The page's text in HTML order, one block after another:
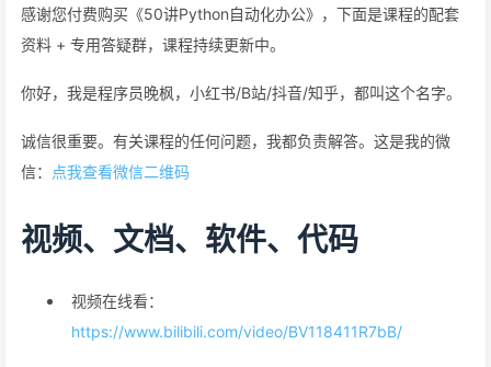
感谢您付费购买《50讲Python自动化办公》，下面是课程的配套
资料 + 专用答疑群，课程持续更新中。
你好，我是程序员晚枫，小红书/B站/抖音/知乎，都叫这个名字。
诚信很重要。有关课程的任何问题，我都负责解答。这是我的微
信：
点我查看微信二维码
视频、文档、软件、代码
视频在线看：
https://www.bilibili.com/video/BV118411R7bB/